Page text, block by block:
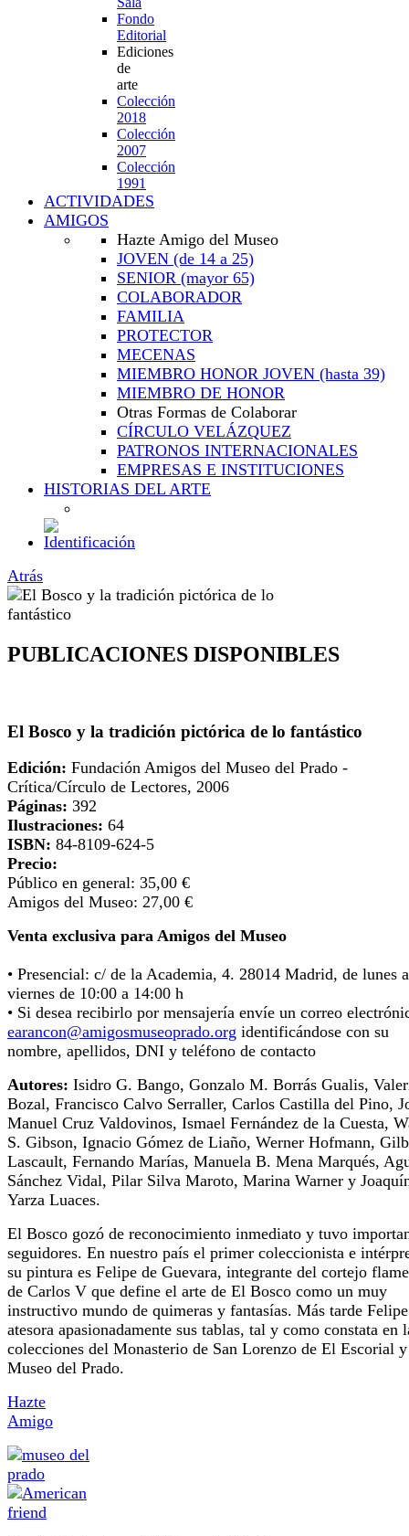
Fondo
Editorial
Ediciones
de
arte
Colección
2018
Colección
2007
Colección
1991
ACTIVIDADES
AMIGOS
Hazte Amigo del Museo
JOVEN (de 14 a 25)
SENIOR (mayor 65)
COLABORADOR
FAMILIA
PROTECTOR
MECENAS
MIEMBRO HONOR JOVEN (hasta 39)
MIEMBRO DE HONOR
Otras Formas de Colaborar
CÍRCULO VELÁZQUEZ
PATRONOS INTERNACIONALES
EMPRESAS E INSTITUCIONES
HISTORIAS DEL ARTE
Atrás
PUBLICACIONES DISPONIBLES
El Bosco y la tradición pictórica de lo fantástico
Edición: Fundación Amigos del Museo del Prado -
Crítica/Círculo de Lectores, 2006
Páginas: 392
Ilustraciones: 64
ISBN: 84-8109-624-5
Precio:
Público en general: 35,00 €
Amigos del Museo: 27,00 €
Venta exclusiva para Amigos del Museo
• Presencial: c/ de la Academia, 4. 28014 Madrid, de lunes a
viernes de 10:00 a 14:00 h
• Si desea recibirlo por mensajería envíe un correo
earancon@amigosmuseoprado.org identificándose con su
nombre, apellidos, DNI y teléfono de contacto
Autores: Isidro G. Bango, Gonzalo M. Borrás Gualis,
Bozal, Francisco Calvo Serraller, Carlos Castilla del Pino,
Manuel Cruz Valdovinos, Ismael Fernández de la Cuesta,
S. Gibson, Ignacio Gómez de Liaño, Werner Hofmann,
Lascault, Fernando Marías, Manuela B. Mena Marqués,
Sánchez Vidal, Pilar Silva Maroto, Marina Warner y
Yarza Luaces.
El Bosco gozó de reconocimiento inmediato y tuvo
seguidores. En nuestro país el primer coleccionista e
su pintura es Felipe de Guevara, integrante del cortejo
de Carlos V que define el arte de El Bosco como un muy
instructivo mundo de quimeras y fantasías. Más tarde
atesora apasionadamente sus tablas, tal y como constata en
colecciones del Monasterio de San Lorenzo de El Escorial
Museo del Prado.
Hazte
Amigo